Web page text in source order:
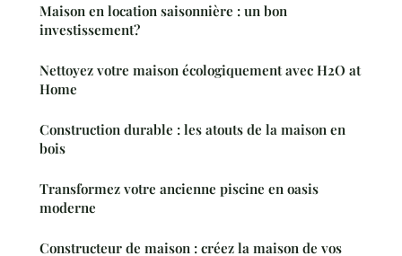
Maison en location saisonnière : un bon
investissement?
Nettoyez votre maison écologiquement avec H2O at
Home
Construction durable : les atouts de la maison en
bois
Transformez votre ancienne piscine en oasis
moderne
Constructeur de maison : créez la maison de vos